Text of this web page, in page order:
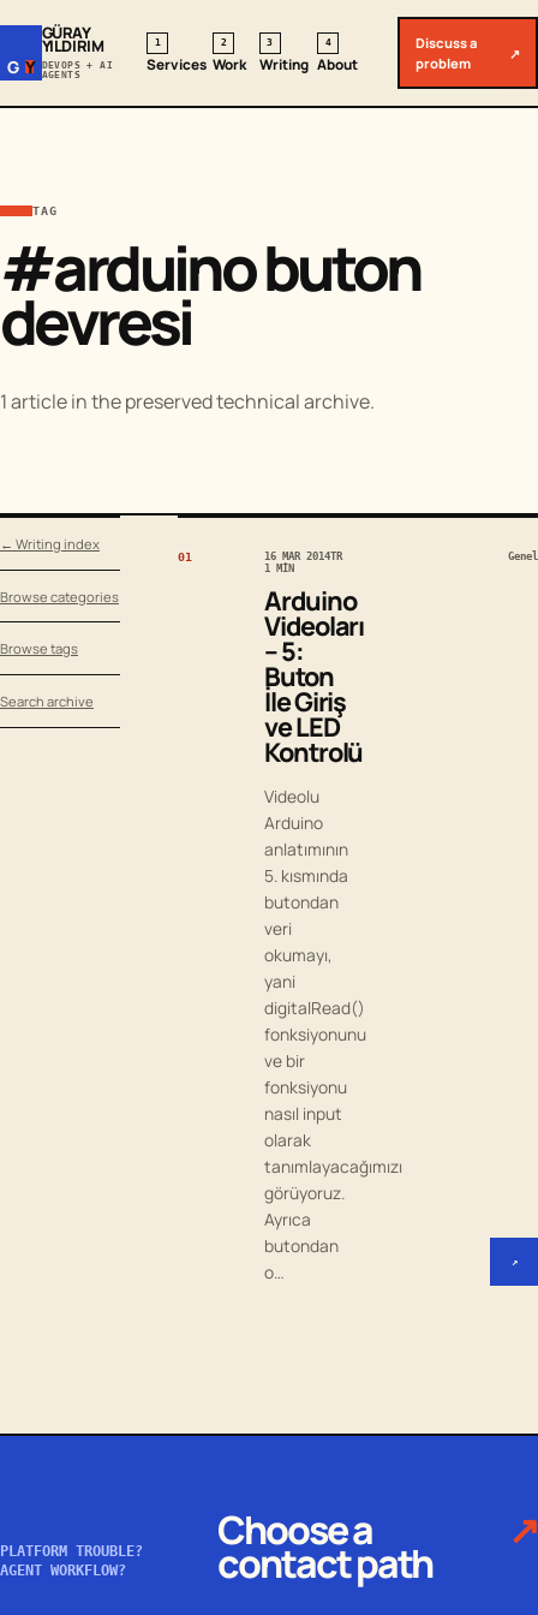
G Y
GÜRAY
YILDIRIM
DEVOPS + AI
AGENTS
1
Services
2
Work
3
Writing
4
About
Discuss a
problem
↗
TAG
#arduino buton
devresi
1 article in the preserved technical archive.
← Writing index
Browse categories
Browse tags
Search archive
01 16 MAR 2014TR
1 MIN
Arduino
Videoları
– 5:
Buton
İle Giriş
ve LED
Kontrolü
Videolu
Arduino
anlatımının
5. kısmında
butondan
veri
okumayı,
yani
digitalRead()
fonksiyonunu
ve bir
fonksiyonu
nasıl input
olarak
tanımlayacağımızı
görüyoruz.
Ayrıca
butondan
o…
Genel
↗
PLATFORM TROUBLE?
AGENT WORKFLOW?
Choose a
contact path
↗